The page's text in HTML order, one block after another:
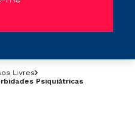
Livres
Psiquiátricas